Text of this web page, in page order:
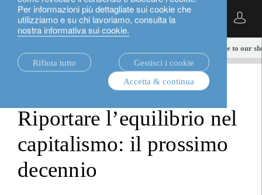
Per informazioni più dettagliate sui cookie che
utilizziamo e su chi lavoriamo, consulta la
nostra informativa sui cookie.
Rifiuta tutto
Gestisci i cookie
Accetta & continua
Italiano
When will the recession come to our
Riportare l’equilibrio nel
capitalismo: il prossimo
decennio